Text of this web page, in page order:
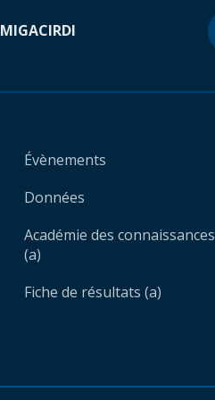
MIGACIRDI
Évènements
Données
Académie des connaissances
(a)
Fiche de résultats (a)